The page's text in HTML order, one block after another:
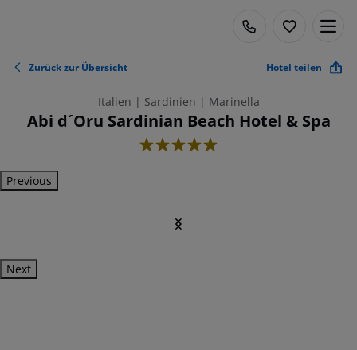
Zurück zur Übersicht Hotel teilen
Italien | Sardinien | Marinella
Abi d´Oru Sardinian Beach Hotel & Spa
5
Previous
Next